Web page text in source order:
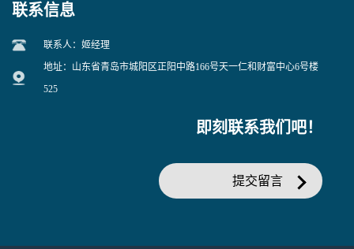
联系信息
联系人：姬经理
地址：山东省青岛市城阳区正阳中路166号天一仁和财富中心6号楼
525
即刻联系我们吧！
提交留言